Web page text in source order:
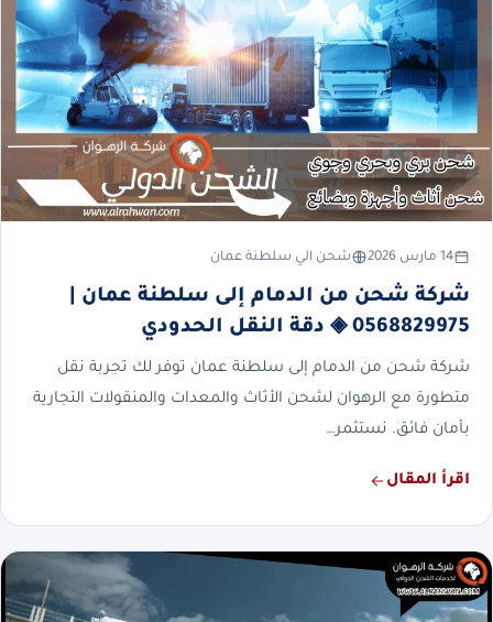
14 مارس 2026 شحن الي سلطنة عمان
شركة شحن من الدمام إلى سلطنة عمان |
0568829975 ◈ دقة النقل الحدودي
شركة شحن من الدمام إلى سلطنة عمان توفر لك تجربة نقل
متطورة مع الرهوان لشحن الأثاث والمعدات والمنقولات التجارية
بأمان فائق. نستثمر…
اقرأ المقال